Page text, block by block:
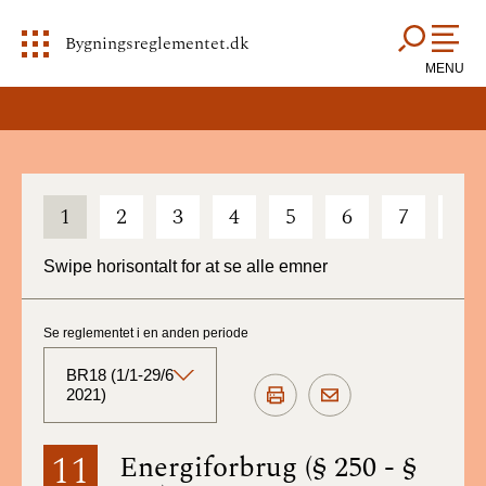
Bygningsreglementet.dk
MENU
1 2 3 4 5 6 7
Swipe horisontalt for at se alle emner
11 Energiforbrug (§ 250 - §
Se reglementet i en anden periode
BR18 (1/1-29/6
2021)
BR18 (Aktuelt)